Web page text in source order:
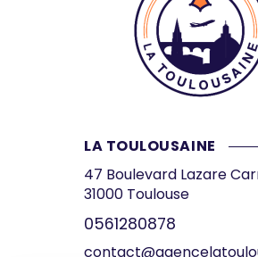
LA TOULOUSAINE
47 Boulevard Lazare
31000 Toulouse
0561280878